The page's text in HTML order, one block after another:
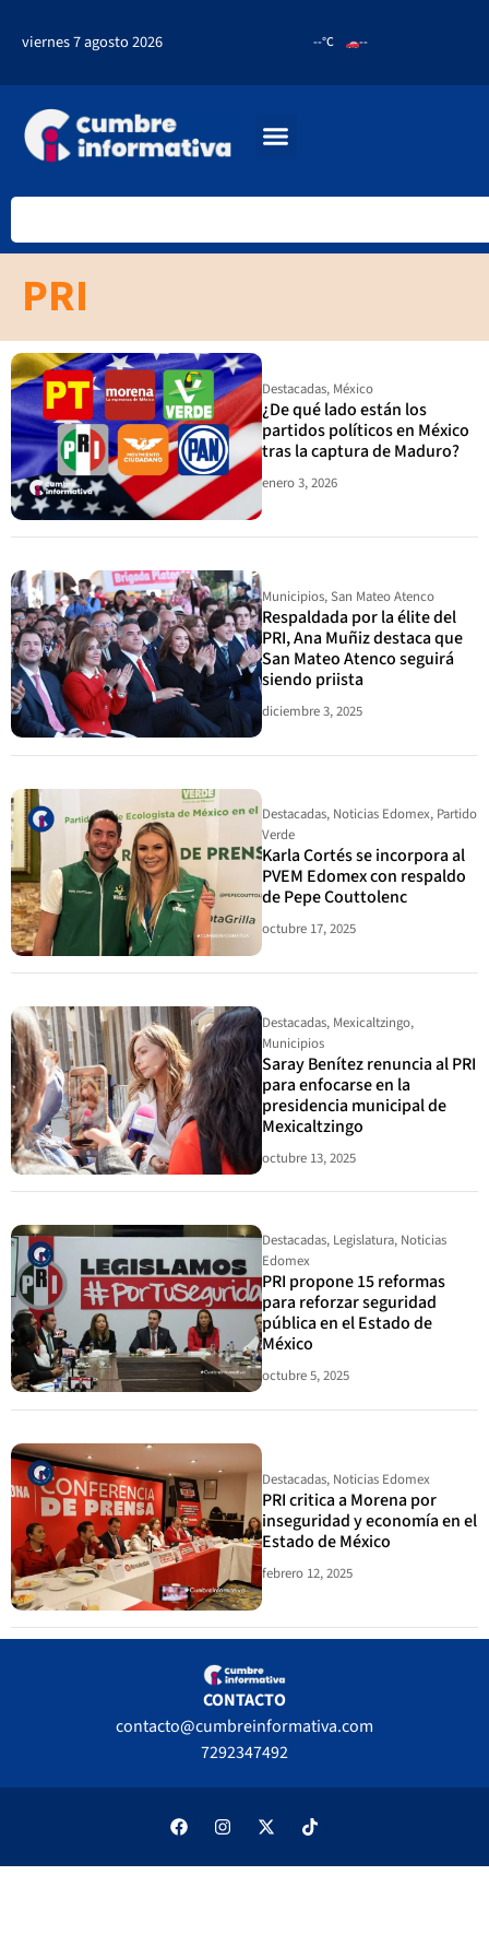
viernes 7 agosto 2026 --°C --
PRI
Destacadas, México
¿De qué lado están los
partidos políticos en México
tras la captura de Maduro?
enero 3, 2026
Municipios,San Mateo Atenco
Respaldada por la élite del
PRI, Ana Muñiz destaca que
San Mateo Atenco seguirá
siendo priista
diciembre 3, 2025
Destacadas, Noticias Edomex, Partido
Verde
Karla Cortés se incorpora al
PVEM Edomex con respaldo
de Pepe Couttolenc
octubre 17, 2025
Destacadas, Mexicaltzingo,
Municipios
Saray Benítez renuncia al PRI
para enfocarse en la
presidencia municipal de
Mexicaltzingo
octubre 13, 2025
Destacadas, Legislatura, Noticias
Edomex
PRI propone 15 reformas
para reforzar seguridad
pública en el Estado de
México
octubre 5, 2025
Destacadas, Noticias Edomex
PRI critica a Morena por
inseguridad y economía en el
Estado de México
febrero 12, 2025
CONTACTO
contacto@cumbreinformativa.com
7292347492